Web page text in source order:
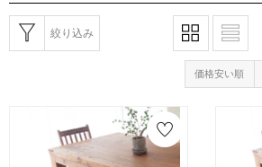
絞り込み
価格安い順